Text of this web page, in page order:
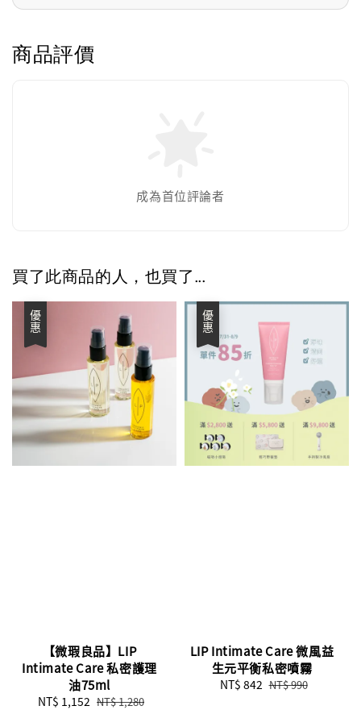
商品評價
成為首位評論者
買了此商品的人，也買了...
優惠
【微瑕良品】LIP
Intimate Care 私密護理
油75ml
Sale
NT$ 1,152 Regular
NT$ 1,280
優惠
LIP Intimate Care 微風益
生元平衡私密噴霧
Sale
NT$ 842 Regular
NT$ 990